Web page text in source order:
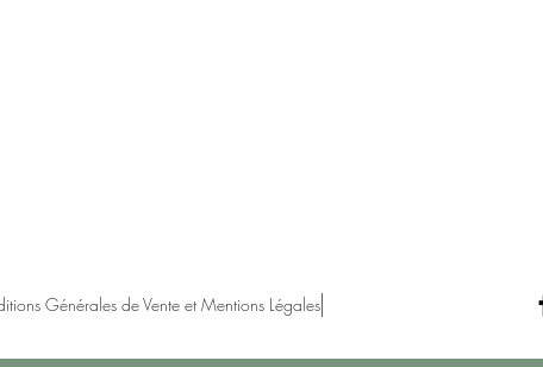
Générales de Vente et Mentions Légales